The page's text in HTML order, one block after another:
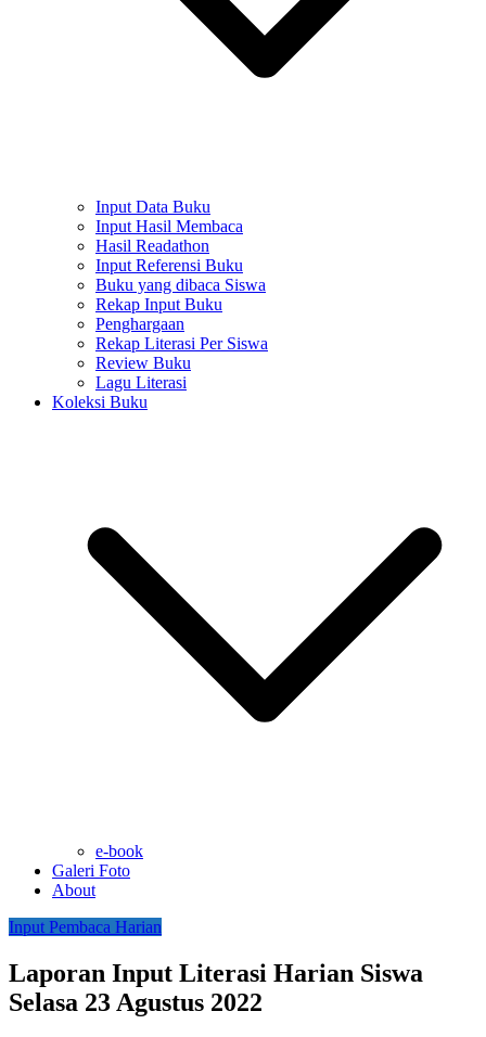
Input Data Buku
Input Hasil Membaca
Hasil Readathon
Input Referensi Buku
Buku yang dibaca Siswa
Rekap Input Buku
Penghargaan
Rekap Literasi Per Siswa
Review Buku
Lagu Literasi
Koleksi Buku
e-book
Galeri Foto
About
Input Pembaca Harian
Laporan Input Literasi Harian Siswa
Selasa 23 Agustus 2022